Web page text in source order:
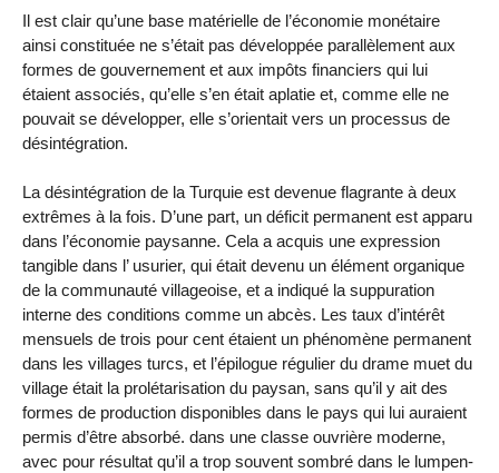
Il est clair qu’une base matérielle de l’économie monétaire
ainsi constituée ne s’était pas développée parallèlement aux
formes de gouvernement et aux impôts financiers qui lui
étaient associés, qu’elle s’en était aplatie et, comme elle ne
pouvait se développer, elle s’orientait vers un processus de
désintégration.
La désintégration de la Turquie est devenue flagrante à deux
extrêmes à la fois. D’une part, un déficit permanent est apparu
dans l’économie paysanne. Cela a acquis une expression
tangible dans l’ usurier, qui était devenu un élément organique
de la communauté villageoise, et a indiqué la suppuration
interne des conditions comme un abcès. Les taux d’intérêt
mensuels de trois pour cent étaient un phénomène permanent
dans les villages turcs, et l’épilogue régulier du drame muet du
village était la prolétarisation du paysan, sans qu’il y ait des
formes de production disponibles dans le pays qui lui auraient
permis d’être absorbé. dans une classe ouvrière moderne,
avec pour résultat qu’il a trop souvent sombré dans le lumpen-